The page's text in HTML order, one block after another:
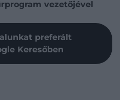
vezetőjével
preferált
Keresőben